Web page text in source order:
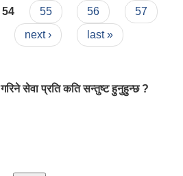
54 55 56
57
next › last »
सेवा प्रति कति सन्तुष्ट हुनुहुन्छ ?